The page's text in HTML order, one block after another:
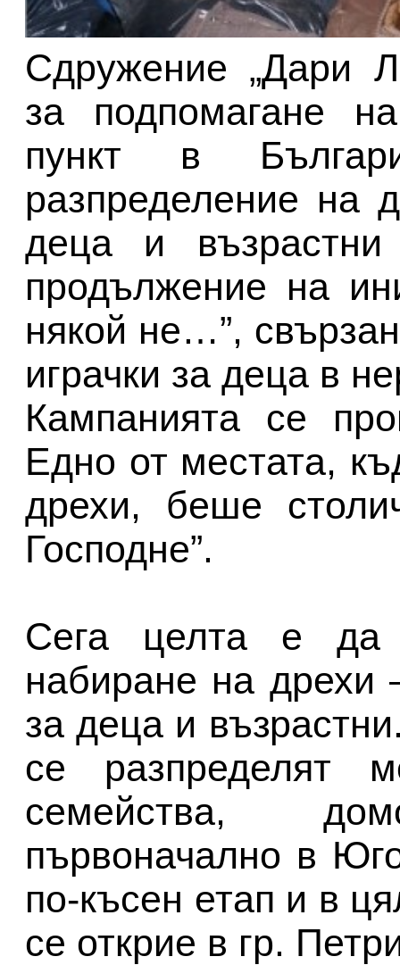
Сдружение „Дари
за подпомагане
пункт в
разпределение на
деца и
продължение на
някой не…”,
играчки за деца в
Кампанията се
Едно от местата,
дрехи, беше
Господне”.
Сега целта е да
набиране на дрехи
за деца и
се разпределят
семейства,
първоначално в
по-късен етап и в
се открие в гр.